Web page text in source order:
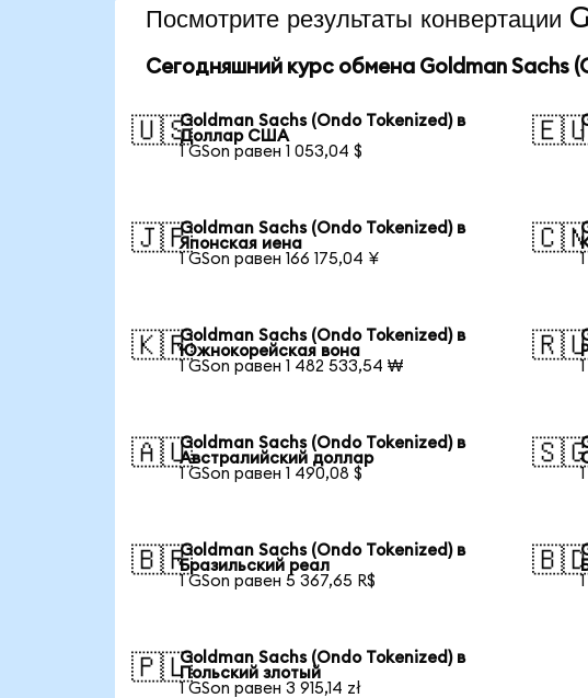
Посмотрите результаты
Сегодняшний курс обмена Goldman Sachs
🇺🇸Goldman Sachs (Ondo Tokenized) в
Доллар США
1 GSon равен 1 053,04 $
🇯🇵Goldman Sachs (Ondo Tokenized) в
Японская иена
1 GSon равен 166 175,04 ¥
🇰🇷Goldman Sachs (Ondo Tokenized) в
Южнокорейская вона
1 GSon равен 1 482 533,54 ₩
🇦🇺Goldman Sachs (Ondo Tokenized) в
Австралийский доллар
1 GSon равен 1 490,08 $
🇧🇷Goldman Sachs (Ondo Tokenized) в
Бразильский реал
1 GSon равен 5 367,65 R$
🇵🇱Goldman Sachs (Ondo Tokenized) в
Польский злотый
1 GSon равен 3 915,14 zł